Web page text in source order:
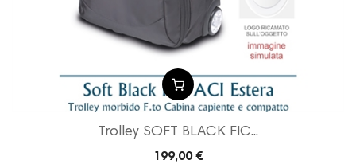
Trolley SOFT BLACK FIC...
199,00 €